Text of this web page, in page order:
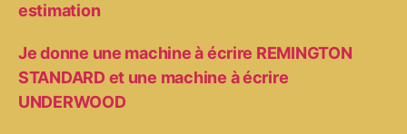
estimation
Je donne une machine à écrire REMINGTON
STANDARD et une machine à écrire
UNDERWOOD